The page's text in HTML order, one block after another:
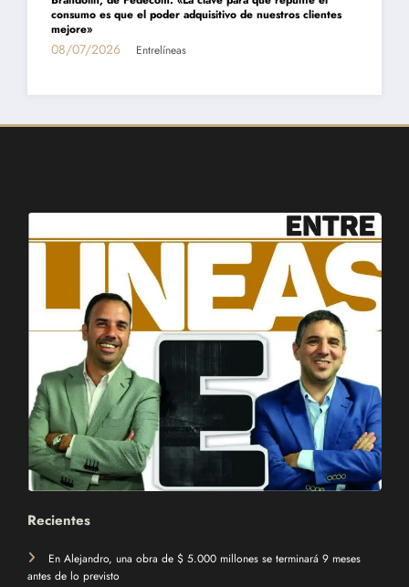
Daniel Montamat: «Todavía pagamos el costo del populismo
energético con los cortes de gas»
01/07/2026 Entrelíneas
Recientes
En Alejandro, una obra de $ 5.000 millones se terminará 9 meses
antes de lo previsto